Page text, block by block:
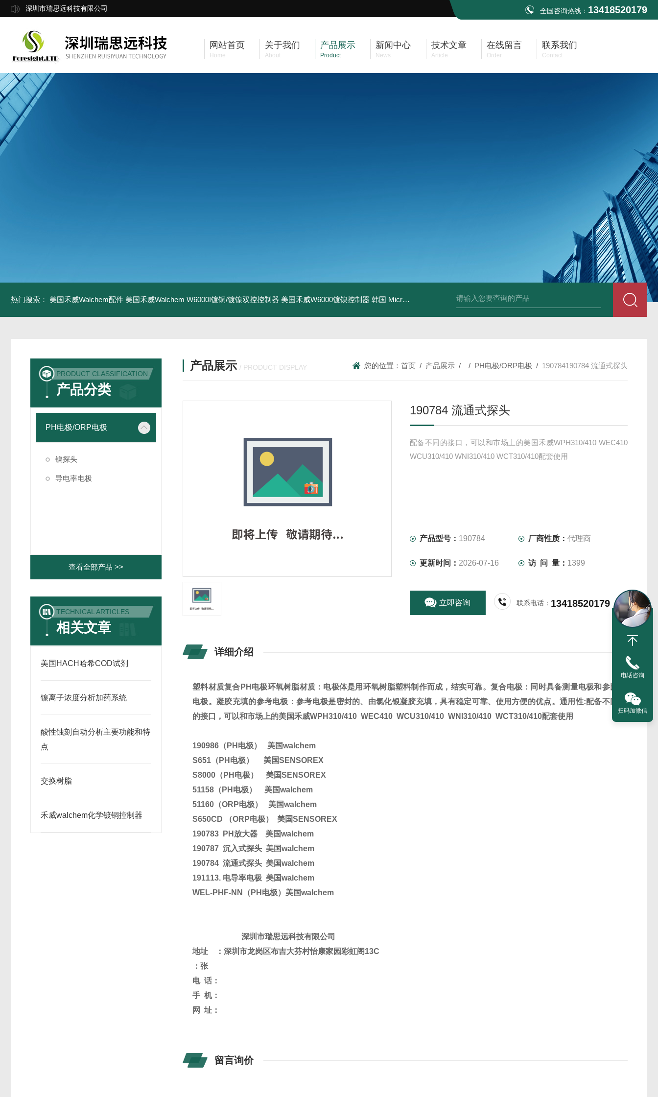
深圳市瑞思远科技有限公司 全国咨询热线： 13418520179
网站首页
Home
关于我们
About
产品展示
Product
新闻中心
News
技术文章
Article
在线留言
Order
联系我们
Contact
热门搜索： 美国禾威Walchem配件 美国禾威Walchem W6000I镀铜/镀镍双控控制器 美国禾威W6000镀镍控制器 韩国 MicroPioneerXRF-2020 X射线荧光膜厚仪 韩国XRF-2020系列膜厚仪/测厚仪/X光机
PRODUCT CLASSIFICATION
产品分类
PH电极/ORP电极
镍探头
导电率电极
查看全部产品 >>
TECHNICAL ARTICLES
相关文章
美国HACH哈希COD试剂
镍离子浓度分析加药系统
酸性蚀刻自动分析主要功能和特
点
交换树脂
禾威walchem化学镀铜控制器
产品展示 / PRODUCT DISPLAY 您的位置： 首页 / 产品展示 / / PH电极/ORP电极 / 190784190784 流通式探头
190784 流通式探头
配备不同的接口，可以和市场上的美国禾威WPH310/410 WEC410
WCU310/410 WNI310/410 WCT310/410配套使用
产品型号： 190784 厂商性质：代理商
更新时间： 2026-07-16 访 问 量： 1399
立即咨询 联系电话： 13418520179
详细介绍
塑料材质复合 PH 电极环氧树脂材质：电极体是用环氧树脂塑料制作而成，结实可靠。复合电极：同时具备测量电极和参比
电极。凝胶充填的参考电极：参考电极是密封的、由氯化银凝胶充填，具有稳定可靠、使用方便的优点。通用性:配备不同
的接口，可以和市场上的美国禾威WPH310/410 WEC410 WCU310/410 WNI310/410 WCT310/410配套使用
190986 （ PH 电极） 美国walchem
S651 （ PH 电极） 美国SENSOREX
S8000 （ PH 电极） 美国SENSOREX
51158 （ PH 电极） 美国walchem
51160 （ORP电极） 美国walchem
S650CD
（ORP电极） 美国SENSOREX
190783
PH 放大器 美国walchem
190787 沉入式探头 美国walchem
190784 流通式探头 美国walchem
191113. 电导率电极 美国walchem
WEL-PHF-NN
（ PH 电极）美国walchem
深圳市瑞思远科技有限公司
地址 ：深圳市龙岗区布吉大芬村怡康家园彩虹阁13C
：张
电 话：
手 机：
网
址：
留言询价
电话咨询
扫码加微信